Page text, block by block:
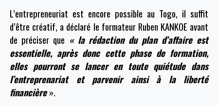
L’entrepreneuriat est encore possible au Togo, il suffit
d’être créatif, a déclaré le formateur Ruben KANKOE avant
de préciser que « la rédaction du plan d’affaire est
essentielle, après donc cette phase de formation,
elles pourront se lancer en toute quiétude dans
l’entreprenariat et parvenir ainsi à la liberté
financière ».